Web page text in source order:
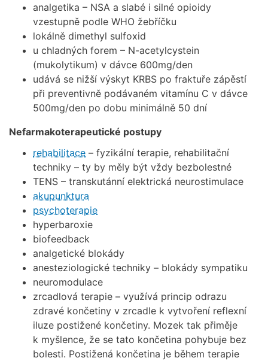
analgetika – NSA a slabé i silné opioidy
vzestupně podle WHO žebříčku
lokálně dimethyl sulfoxid
u chladných forem – N-acetylcystein
(mukolytikum) v dávce 600mg/den
udává se nižší výskyt KRBS po fraktuře zápěstí
při preventivně podávaném vitamínu C v dávce
500mg/den po dobu minimálně 50 dní
Nefarmakoterapeutické postupy
rehabilitace – fyzikální terapie, rehabilitační
techniky – ty by měly být vždy bezbolestné
TENS – transkutánní elektrická neurostimulace
akupunktura
psychoterapie
hyperbaroxie
biofeedback
analgetické blokády
anesteziologické techniky – blokády sympatiku
neuromodulace
zrcadlová terapie – využívá princip odrazu
zdravé končetiny v zrcadle k vytvoření reflexní
iluze postižené končetiny. Mozek tak přiměje
k myšlence, že se tato končetina pohybuje bez
bolesti. Postižená končetina je během terapie